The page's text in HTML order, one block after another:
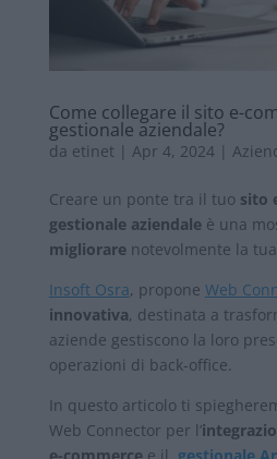
Come collegare il sito e-
gestionale aziendale?
da etinet | Apr 4, 2024|
Creare un ponte tra il tuo sito
gestionale aziendaleè una
migliorarenotevolmente la
Insoft Osra, propone Web
innovativa, destinata a
aziende gestiscono la loro
operazioni di back-office.
In questo articolo ti
Web Connector per l’